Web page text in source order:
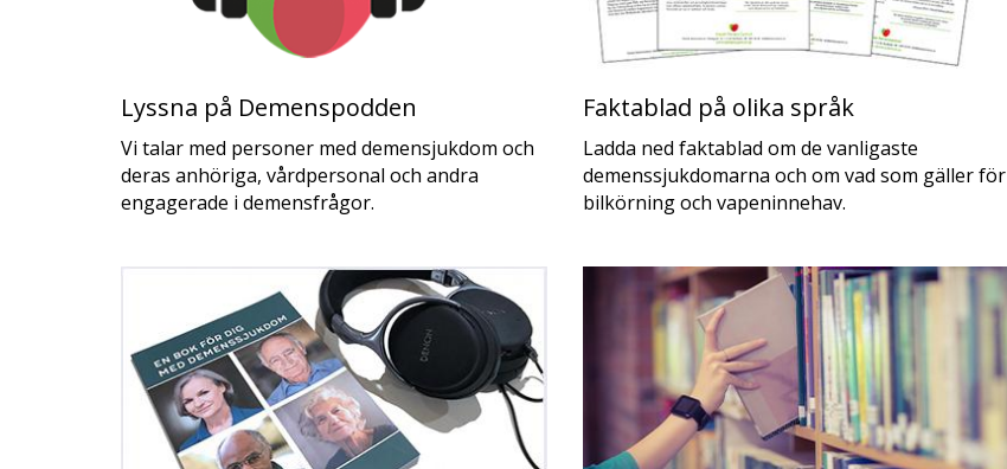
Lyssna på Demenspodden
Vi talar med personer med demensjukdom och
deras anhöriga, vårdpersonal och andra
engagerade i demensfrågor.
Faktablad på olika språk
Ladda ned faktablad om de vanligaste
demenssjukdomarna och om vad som gäller för
bilkörning och vapeninnehav.